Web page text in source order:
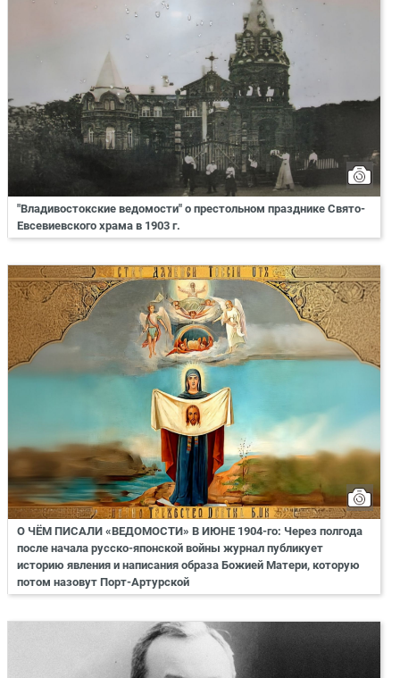
"Владивостокские ведомости" о престольном празднике Свято-
Евсевиевского храма в 1903 г.
О ЧЁМ ПИСАЛИ «ВЕДОМОСТИ» В ИЮНЕ 1904-го: Через полгода
после начала русско-японской войны журнал публикует
историю явления и написания образа Божией Матери, которую
потом назовут Порт-Артурской